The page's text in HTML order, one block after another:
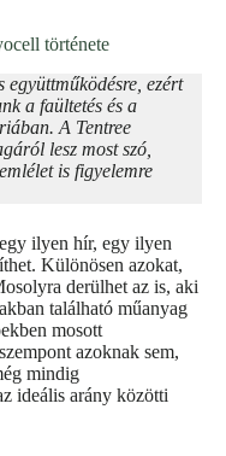
története
együttműködésre, ezért
a faültetés és a
A Tentree
lesz most szó,
is figyelemre
ilyen hír, egy ilyen
Különösen azokat,
derülhet az is, aki
található műanyag
mosott
azoknak sem,
mindig
ideális arány közötti